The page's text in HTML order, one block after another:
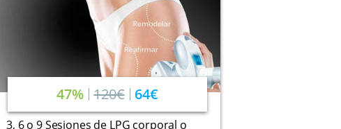
47% 120€ 64€
3, 6 o 9 Sesiones de LPG corporal o